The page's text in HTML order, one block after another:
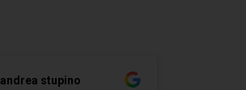
andrea stupino